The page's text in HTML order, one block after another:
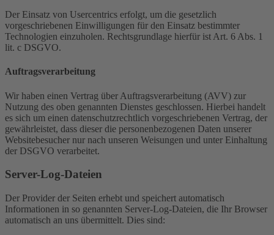
Der Einsatz von Usercentrics erfolgt, um die gesetzlich
vorgeschriebenen Einwilligungen für den Einsatz bestimmter
Technologien einzuholen. Rechtsgrundlage hierfür ist Art. 6 Abs. 1
lit. c DSGVO.
Auftragsverarbeitung
Wir haben einen Vertrag über Auftragsverarbeitung (AVV) zur
Nutzung des oben genannten Dienstes geschlossen. Hierbei handelt
es sich um einen datenschutzrechtlich vorgeschriebenen Vertrag, der
gewährleistet, dass dieser die personenbezogenen Daten unserer
Websitebesucher nur nach unseren Weisungen und unter Einhaltung
der DSGVO verarbeitet.
Server-Log-Dateien
Der Provider der Seiten erhebt und speichert automatisch
Informationen in so genannten Server-Log-Dateien, die Ihr Browser
automatisch an uns übermittelt. Dies sind: